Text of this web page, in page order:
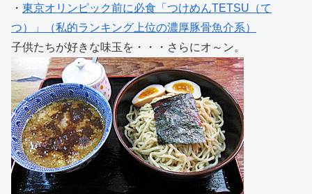
・ 東京オリンピック前に必食「つけめんTETSU（て
つ）」（私的ランキング上位の濃厚豚骨魚介系）
子供たちが好きな味玉を・・・さらにオ～ン。